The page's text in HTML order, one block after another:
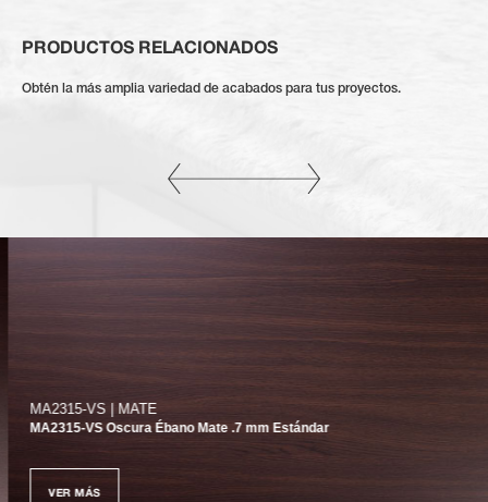
PRODUCTOS RELACIONADOS
Obtén la más amplia variedad de acabados para tus proyectos.
MA2315-VS | MATE
MA2315-VS Oscura Ébano Mate .7 mm Estándar
VER MÁS